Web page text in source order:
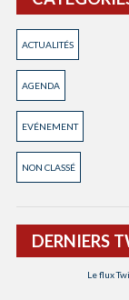
ACTUALITÉS
AGENDA
EVÉNEMENT
NON CLASSÉ
DERNIERS
Le flux